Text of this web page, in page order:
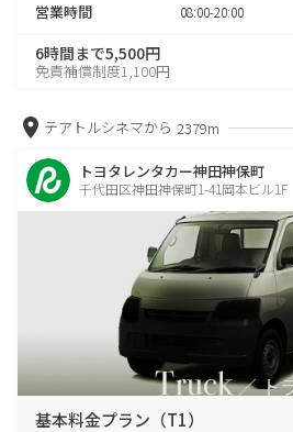
営業時間 08:00-20:00
6時間まで5,500円
免責補償制度1,100円
テアトルシネマから 2379m
トヨタレンタカー神田神保町
千代田区神田神保町1-41岡本ビル1F
基本料金プラン（T1）